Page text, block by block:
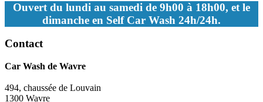
Ouvert du lundi au samedi de 9h00 à 18h00, et le
dimanche en Self Car Wash 24h/24h.
Contact
Car Wash de Wavre
494, chaussée de Louvain
1300 Wavre